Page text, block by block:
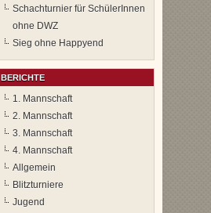
Schachturnier für SchülerInnen
ohne DWZ
Sieg ohne Happyend
BERICHTE
1. Mannschaft
2. Mannschaft
3. Mannschaft
4. Mannschaft
Allgemein
Blitzturniere
Jugend